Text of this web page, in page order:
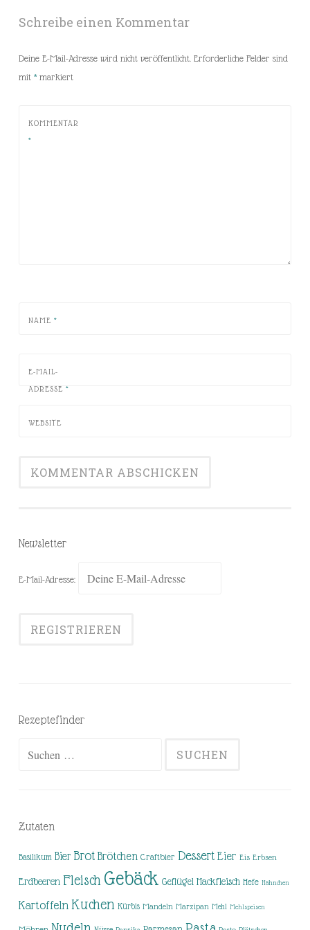
Schreibe einen Kommentar
Deine E-Mail-Adresse wird nicht veröffentlicht. Erforderliche Felder sind
mit *markiert
KOMMENTAR
*
NAME *
E-MAIL-
ADRESSE *
WEBSITE
Newsletter
E-Mail-Adresse:
Rezeptefinder
Zutaten
Basilikum Bier Brot Brötchen Craftbier Dessert Eier Eis Erbsen
Erdbeeren Fleisch Gebäck Geflügel Hackfleisch Hefe Hähnchen
Kartoffeln Kuchen Kürbis Mandeln Marzipan Mehl Mehlspeisen